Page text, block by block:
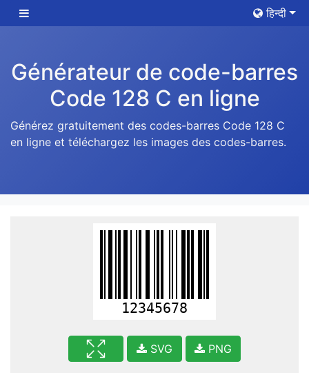
हिन्दी
Générateur de code-barres
Code 128 C en ligne
Générez gratuitement des codes-barres Code 128 C
en ligne et téléchargez les images des codes-barres.
12345678
SVG PNG